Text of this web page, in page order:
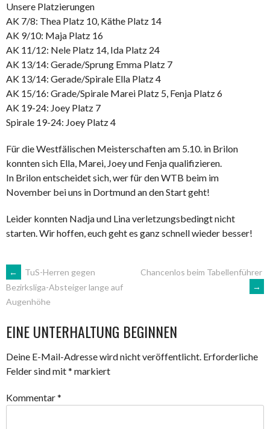
Unsere Platzierungen
AK 7/8: Thea Platz 10, Käthe Platz 14
AK 9/10: Maja Platz 16
AK 11/12: Nele Platz 14, Ida Platz 24
AK 13/14: Gerade/Sprung Emma Platz 7
AK 13/14: Gerade/Spirale Ella Platz 4
AK 15/16: Grade/Spirale Marei Platz 5, Fenja Platz 6
AK 19-24: Joey Platz 7
Spirale 19-24: Joey Platz 4
Für die Westfälischen Meisterschaften am 5.10. in Brilon
konnten sich Ella, Marei, Joey und Fenja qualifizieren.
In Brilon entscheidet sich, wer für den WTB beim im
November bei uns in Dortmund an den Start geht!
Leider konnten Nadja und Lina verletzungsbedingt nicht
starten. Wir hoffen, euch geht es ganz schnell wieder besser!
ARTIKEL-
NAVIGATION
←
TuS-Herren gegen
Bezirksliga-Absteiger lange auf
Augenhöhe
Chancenlos beim Tabellenführer
→
EINE UNTERHALTUNG BEGINNEN
Deine E-Mail-Adresse wird nicht veröffentlicht. Erforderliche
Felder sind mit* markiert
Kommentar*